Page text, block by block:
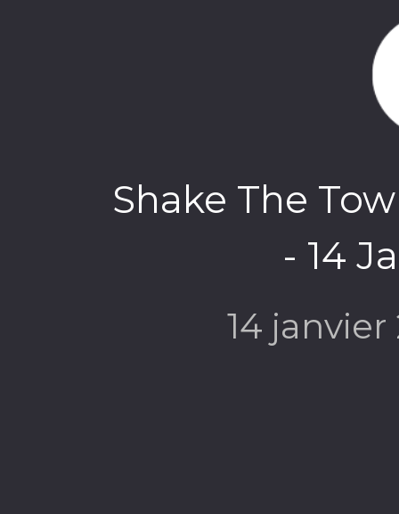
Shake The
- 14
14